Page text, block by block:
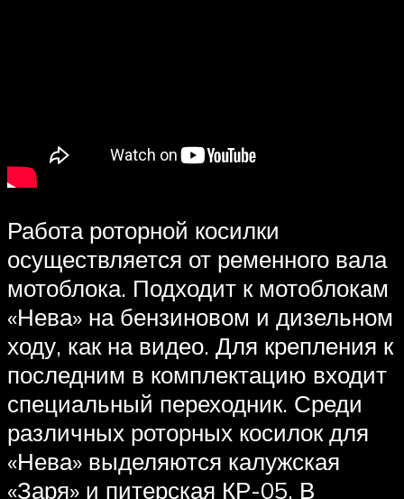
Работа роторной косилки
осуществляется от ременного вала
мотоблока. Подходит к мотоблокам
«Нева» на бензиновом и дизельном
ходу, как на видео. Для крепления к
последним в комплектацию входит
специальный переходник. Среди
различных роторных косилок для
«Нева» выделяются калужская
«Заря» и питерская КР-05. В